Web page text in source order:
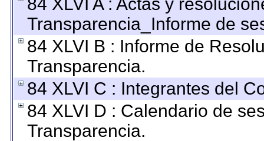
Transparencia_Informe de
84 XLVI B : Informe de
Transparencia.
84 XLVI C : Integrantes del
84 XLVI D : Calendario de
Transparencia.